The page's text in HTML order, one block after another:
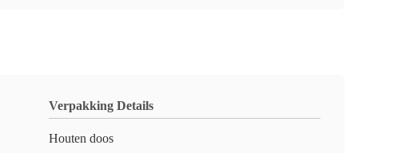
Verpakking Details
Houten doos